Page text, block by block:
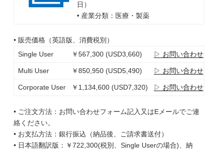
日）
• 産業分類：医療・製薬
• 販売価格（英語版、消費税別）
Single User
￥567,300 (USD3,660) ▷ お問い合わせ
Multi User ￥850,950 (USD5,490) ▷ お問い合わせ
Corporate User ￥1,134,600 (USD7,320) ▷ お問い合わせ
• ご注文方法：お問い合わせフォーム記入又はEメールでご連
絡ください。
• お支払方法：銀行振込（納品後、ご請求書送付）
• 日本語翻訳版：￥722,300(税別、Single Userの場合)、納